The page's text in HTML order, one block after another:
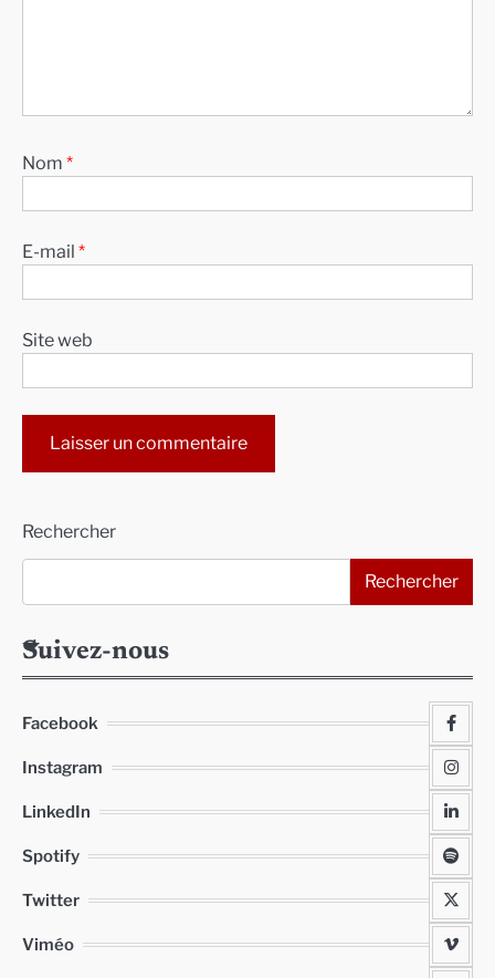
Nom *
E-mail *
Site web
Rechercher
Rechercher
Suivez-nous
Facebook
Instagram
LinkedIn
Spotify
Twitter
Viméo